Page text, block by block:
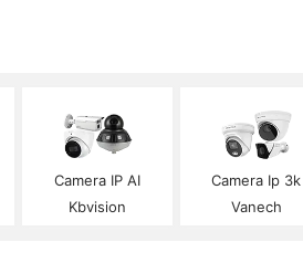
Camera IP AI
Kbvision
Camera Ip 3k
Vanech